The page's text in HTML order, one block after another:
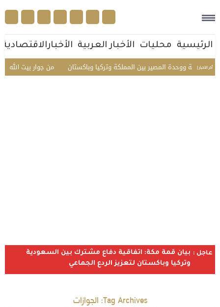
الرئيسية محليات الأخبار العربية الأخبارالاقتصادية
أخر الأخبار | من جوار بيت الله الحرام.. المصير بين المملكة وتركيا وباكستان
عاجل : بيان قمة مكة: اتفاقية دفاع مشترك بين السعودية
وتركيا وباكستان لتعزيز الردع الجماعي
Tag Archives: الجوازات